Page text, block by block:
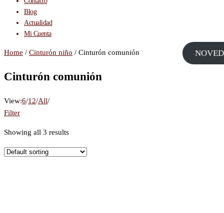
Blog
Actualidad
Mi Cuenta
Home / Cinturón niño / Cinturón comunión
Cinturón comunión
View:6/12/All/
Filter
Showing all 3 results